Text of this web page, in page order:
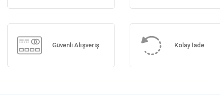
Güvenli Alışveriş Kolay İade